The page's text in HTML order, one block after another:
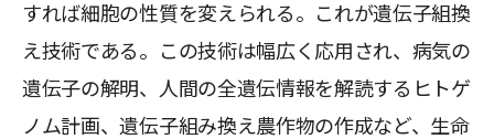
すれば細胞の性質を変えられる。これが遺伝子組換
え技術である。この技術は幅広く応用され、病気の
遺伝子の解明、人間の全遺伝情報を解読するヒトゲ
ノム計画、遺伝子組み換え農作物の作成など、生命